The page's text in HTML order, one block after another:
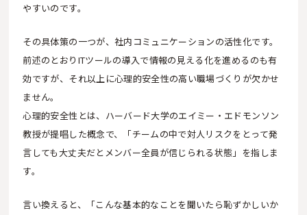
やすいのです。
その具体策の一つが、社内コミュニケーションの活性化です。
前述のとおりITツールの導入で情報の見える化を進めるのも有
効ですが、それ以上に心理的安全性の高い職場づくりが欠かせ
ません。
心理的安全性とは、ハーバード大学のエイミー・エドモンソン
教授が提唱した概念で、「チームの中で対人リスクをとって発
言しても大丈夫だとメンバー全員が信じられる状態」を指しま
す。
言い換えると、「こんな基本的なことを聞いたら恥ずかしいか